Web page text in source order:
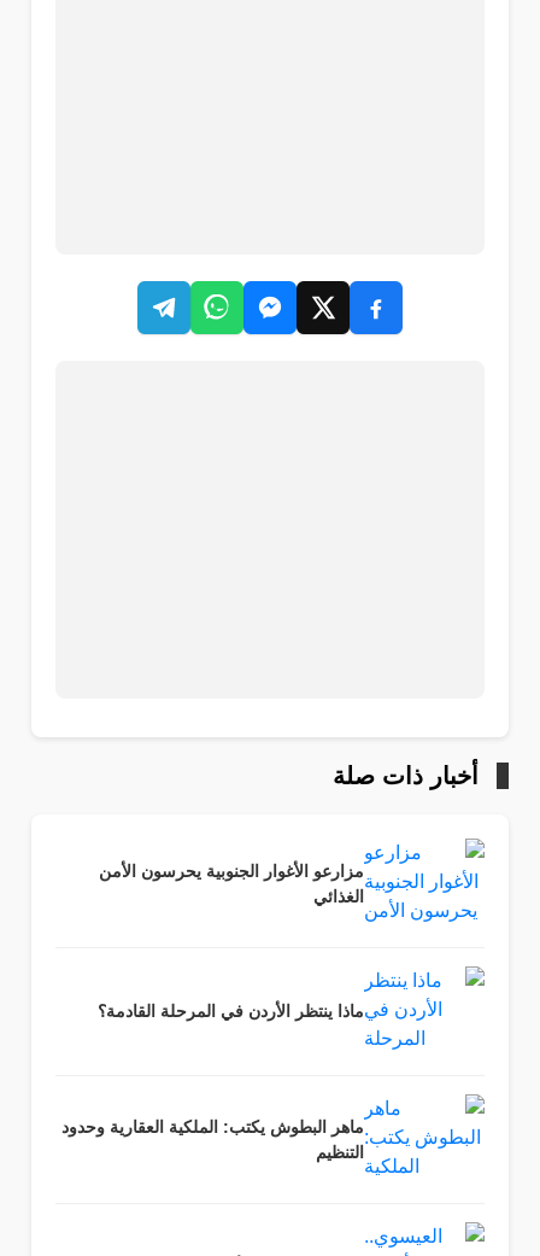
أخبار ذات صلة
مزارعو الأغوار الجنوبية يحرسون الأمن
الغذائي
ماذا ينتظر الأردن في المرحلة القادمة؟
ماهر البطوش يكتب: الملكية العقارية وحدود
التنظيم